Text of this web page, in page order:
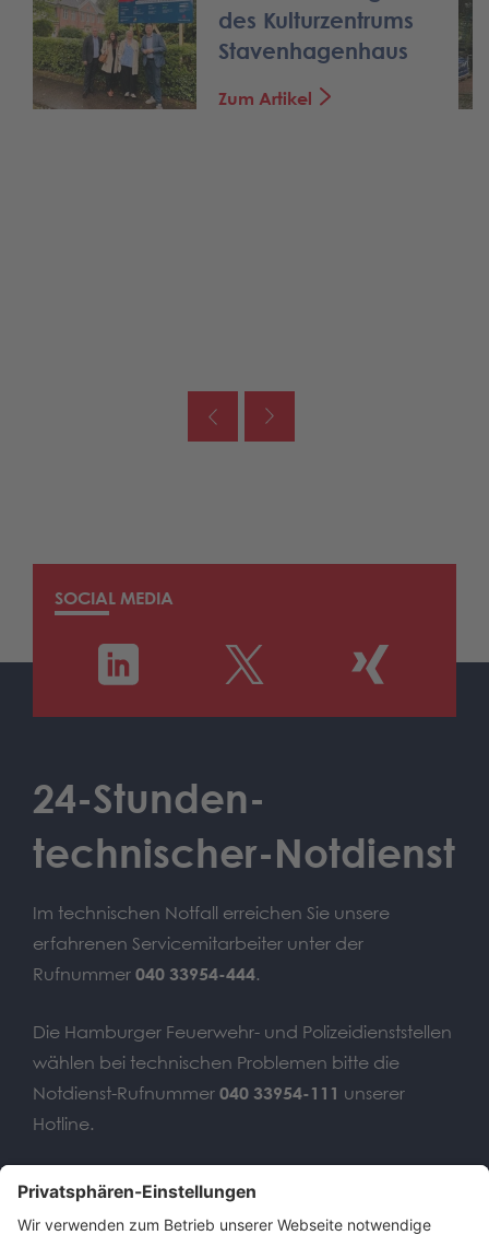
des Kulturzentrums
Stavenhagenhaus
Zum Artikel
SOCIAL MEDIA
24-Stunden-
technischer-Notdienst
Im technischen Notfall erreichen Sie unsere
erfahrenen Servicemitarbeiter unter der
Rufnummer 040 33954-444.
Die Hamburger Feuerwehr- und Polizeidienststellen
wählen bei technischen Problemen bitte die
Notdienst-Rufnummer 040 33954-111 unserer
Hotline.
Wir benötigen Ihre